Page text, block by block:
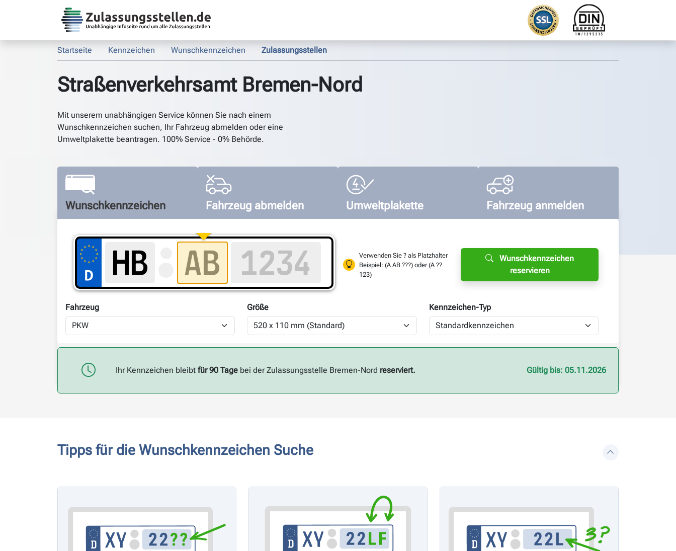
Startseite Kennzeichen Wunschkennzeichen Zulassungsstellen
Straßenverkehrsamt Bremen-Nord
Mit unserem unabhängigen Service können Sie nach einem
Wunschkennzeichen suchen, Ihr Fahrzeug abmelden oder eine
Umweltplakette beantragen. 100% Service - 0% Behörde.
Wunschkennzeichen Fahrzeug abmelden Umweltplakette Fahrzeug anmelden
Verwenden Sie ? als Platzhalter
Beispiel: (A AB ???) oder (A ??
123)
Wunschkennzeichen
reservieren
Fahrzeug Größe Kennzeichen-Typ
Ihr Kennzeichen bleibt für 90 Tagebei der Zulassungsstelle Bremen-Nord reserviert. Gültig bis: 05.11.2026
Tipps für die Wunschkennzeichen Suche